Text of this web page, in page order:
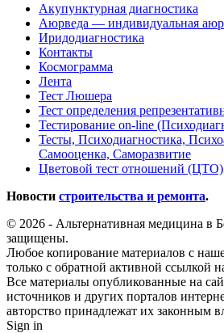
Акупунктурная диагностика
Аюрведа — индивидуальная
Иридодиагностика
Контакты
Космограмма
Лента
Тест Люшера
Тест определения
Тестирование on-line
Тесты, Психодиагностика,
Самооценка, Саморазвитие
Цветовой тест отношений (ЦТО)
Новости строительства и ремонта.
© 2026 - Альтернативная медицина в
защищены.
Любое копирование материалов с
только с обратной активной ссылкой
Все материалы опубликованные на
источников и других порталов
авторство принадлежат их законным
Sign in